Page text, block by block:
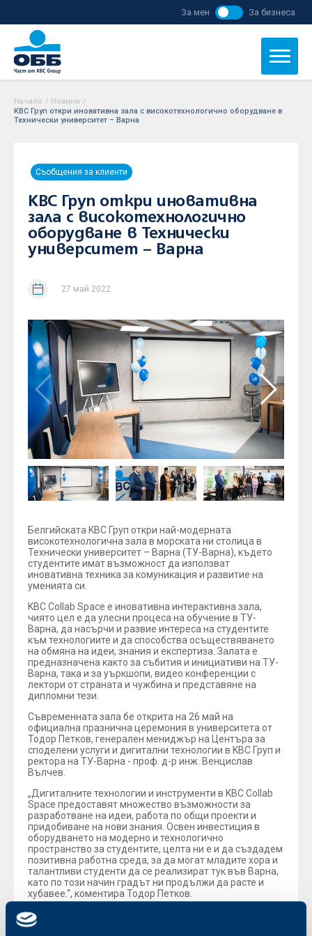
За мен За бизнеса
Начало / Новини /
KBC Груп откри иновативна зала с високотехнологично оборудване в
Технически университет – Варна
Съобщения за клиенти
KBC Груп откри иновативна
зала с високотехнологично
оборудване в Технически
университет – Варна
27 май 2022
Белгийската KBC Груп откри най-модерната
високотехнологична зала в морската ни столица в
Технически университет – Варна (ТУ-Варна), където
студентите имат възможност да използват
иновативна техника за комуникация и развитие на
уменията си.
KBC Collab Space e иновативна интерактивна зала,
чиято цел е да улесни процеса на обучение в ТУ-
Варна, да насърчи и развие интереса на студентите
към технологиите и да способства осъществяването
на обмяна на идеи, знания и експертиза. Залата e
предназначена както за събития и инициативи на ТУ-
Варна, така и за уъркшопи, видео конференции с
лектори от страната и чужбина и представяне на
дипломни тези.
Съвременната зала бе открита на 26 май на
официална празнична церемония в университета от
Тодор Петков, генерален мениджър на Центъра за
споделени услуги и дигитални технологии в KBC Груп и
ректора на ТУ-Варна - проф. д-р инж. Венцислав
Вълчев.
„Дигиталните технологии и инструменти в KBC Collab
Space предоставят множество възможности за
разработване на идеи, работа по общи проекти и
придобиване на нови знания. Освен инвестиция в
оборудването на модерно и технологично
пространство за студентите, целта ни е и да създадем
позитивна работна среда, за да могат младите хора и
талантливи студенти да се реализират тук във Варна,
като по този начин градът ни продължи да расте и
хубавее.“, коментира Тодор Петков.
През 2021 г. KBC Груп откри Център за дигитални
технологии (Digital Development Center) във Варна,